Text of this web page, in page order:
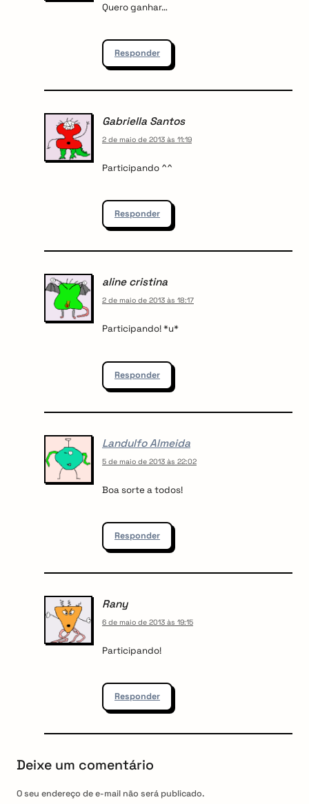
Quero ganhar…
Responder
Gabriella Santos
2 de maio de 2013 às 11:19
Participando ^^
Responder
aline cristina
2 de maio de 2013 às 18:17
Participando! *u*
Responder
Landulfo Almeida
5 de maio de 2013 às 22:02
Boa sorte a todos!
Responder
Rany
6 de maio de 2013 às 19:15
Participando!
Responder
Deixe um comentário
O seu endereço de e-mail não será publicado.